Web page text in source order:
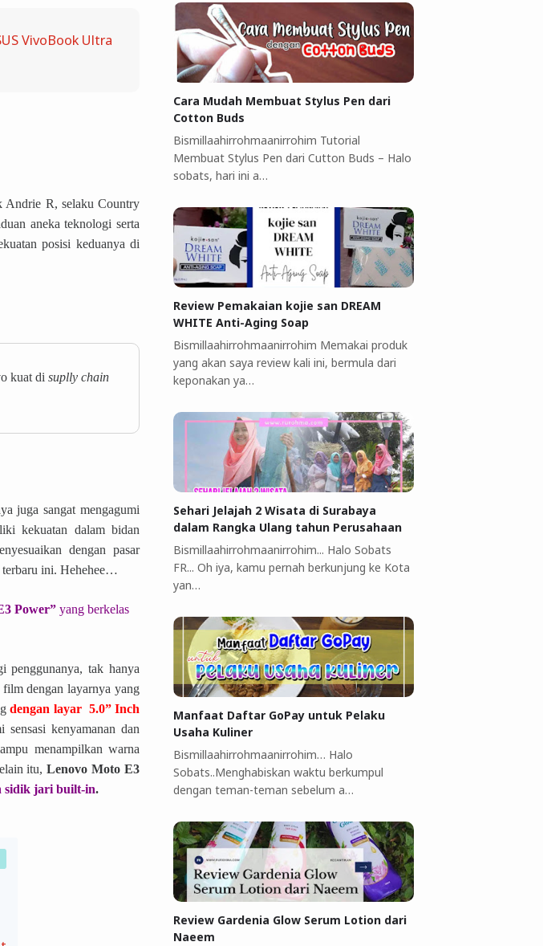
VivoBook Ultra
Andrie R, selaku Country
aneka teknologi serta
posisi keduanya di
kuat di suplly chain
juga sangat mengagumi
kekuatan dalam bidan
dengan pasar
terbaru ini. Hehehee…
Power”yang berkelas
penggunanya, tak hanya
dengan layarnya yang
dengan layar 5.0” Inch
sensasi kenyamanan dan
menampilkan warna
itu,Lenovo Moto E3
sidik jari built-in.
Cara Mudah Membuat Stylus Pen dari
Cotton Buds
Bismillaahirrohmaanirrohim Tutorial
Membuat Stylus Pen dari Cutton Buds ‎–‎ Halo
sobats, hari ini a…
Review Pemakaian kojie san DREAM
WHITE Anti-Aging Soap
Bismillaahirrohmaanirrohim Memakai produk
yang akan saya review kali ini, bermula dari
keponakan ya…
Sehari Jelajah 2 Wisata di Surabaya
dalam Rangka Ulang tahun Perusahaan
Bismillaahirrohmaanirrohim... Halo Sobats
FR... Oh iya, kamu pernah berkunjung ke Kota
yan…
Manfaat Daftar GoPay untuk Pelaku
Usaha Kuliner ‎
Bismillaahirrohmaanirrohim…‎ Halo
Sobats..Menghabiskan waktu berkumpul
dengan teman-teman sebelum a…
Review Gardenia Glow Serum Lotion dari
Naeem